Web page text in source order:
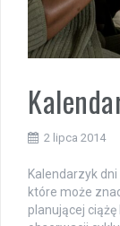
2 lipca 2014
Kalendarzyk
które może
planującej ciążę